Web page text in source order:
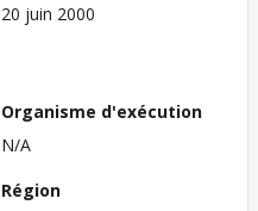
20 juin 2000
Organisme d'exécution
N/A
Région